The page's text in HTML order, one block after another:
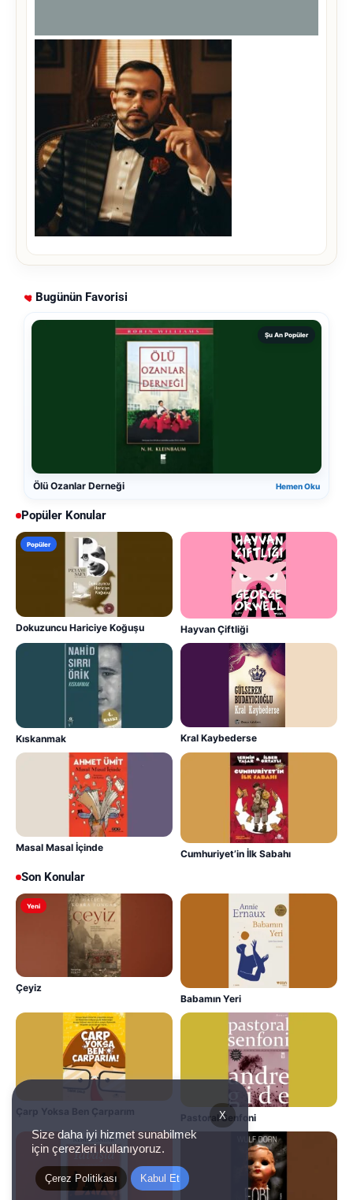
Bugünün Favorisi
Şu An Popüler
Ölü Ozanlar Derneği Hemen Oku
Popüler Konular
Popüler
Dokuzuncu Hariciye Koğuşu Hayvan Çiftliği
Kıskanmak Kral Kaybederse
Masal Masal İçinde
Cumhuriyet’in İlk Sabahı
Son Konular
Yeni
Çeyiz
Babamın Yeri
Çarp Yoksa Ben Çarparım
Pastoral Senfoni
X
Size daha iyi hizmet sunabilmek
için çerezleri kullanıyoruz.
Çerez Politikası Kabul Et